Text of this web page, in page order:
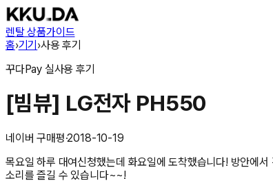
렌탈 상품가이드
홈›기기›사용 후기
꾸다Pay 실사용 후기
[빔뷰] LG전자 PH550
네이버 구매평·2018-10-19
목요일 하루 대여신청했는데 화요일에 도착했습니다! 방안에
소리를 즐길 수 있습니다~~!